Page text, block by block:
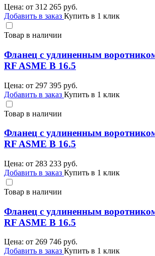
Цена: от 312 265 руб.
Добавить в заказ Купить в 1 клик
Товар в наличии
Фланец с удлиненным
RF ASME B 16.5
Цена: от 297 395 руб.
Добавить в заказ Купить в 1 клик
Товар в наличии
Фланец с удлиненным
RF ASME B 16.5
Цена: от 283 233 руб.
Добавить в заказ Купить в 1 клик
Товар в наличии
Фланец с удлиненным
RF ASME B 16.5
Цена: от 269 746 руб.
Добавить в заказ Купить в 1 клик